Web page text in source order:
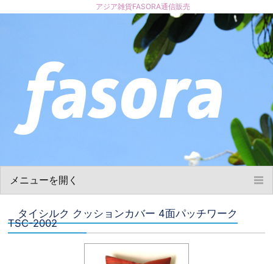
アジア雑貨FASORA通信販売
メニューを開く
お買い物について
商品について
タイシルク クッションカバー 4面パッチワーク
TSC-2002